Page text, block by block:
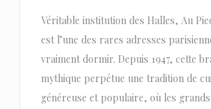
Véritable institution des Halles, Au
est l’une des rares adresses
vraiment dormir. Depuis 1947, cette
mythique perpétue une tradition de
généreuse et populaire, où les